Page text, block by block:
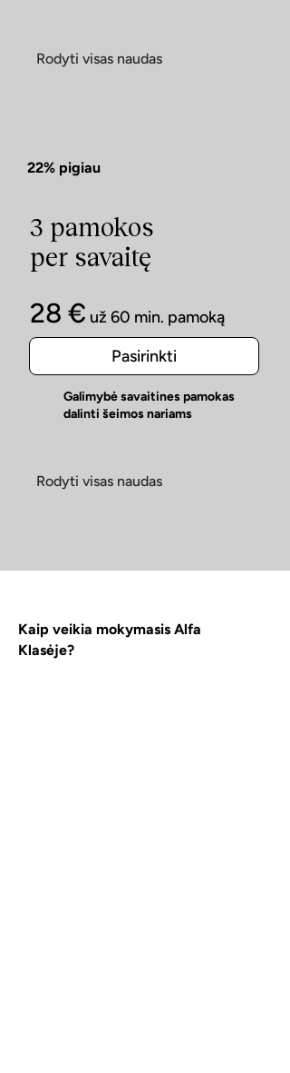
Rodyti visas naudas
22% pigiau
3 pamokos
per savaitę
28 € už 60 min. pamoką
Pasirinkti
Galimybė savaitines pamokas
dalinti šeimos nariams
Rodyti visas naudas
Kaip veikia mokymasis Alfa
Klasėje?